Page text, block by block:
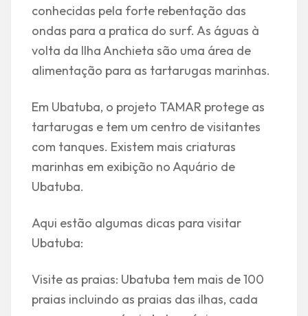
conhecidas pela forte rebentação das
ondas para a pratica do surf. As águas à
volta da Ilha Anchieta são uma área de
alimentação para as tartarugas marinhas.
Em Ubatuba, o projeto TAMAR protege as
tartarugas e tem um centro de visitantes
com tanques. Existem mais criaturas
marinhas em exibição no Aquário de
Ubatuba.
Aqui estão algumas dicas para visitar
Ubatuba:
Visite as praias: Ubatuba tem mais de 100
praias incluindo as praias das ilhas, cada